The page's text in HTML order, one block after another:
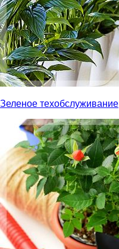
Зеленое техобслуживание